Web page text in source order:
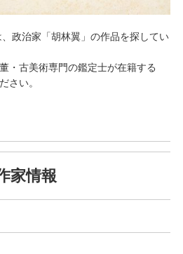
政治家「胡林翼」の作品を探してい
・古美術専門の鑑定士が在籍する
さい。
家情報